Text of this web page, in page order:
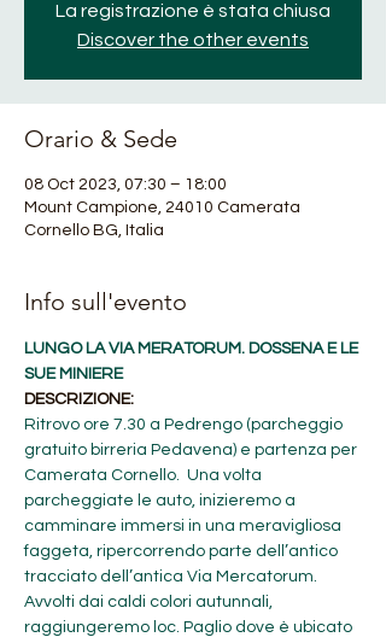
La registrazione è stata chiusa
Discover the other events
Orario & Sede
08 Oct 2023, 07:30 – 18:00
Mount Campione, 24010 Camerata
Cornello BG, Italia
Info sull'evento
LUNGO LA VIA MERATORUM. DOSSENA E LE
SUE MINIERE
DESCRIZIONE:
Ritrovo ore 7.30 a Pedrengo (parcheggio
gratuito birreria Pedavena) e partenza per
Camerata Cornello.  Una volta
parcheggiate le auto, inizieremo a
camminare immersi in una meravigliosa
faggeta, ripercorrendo parte dell’antico
tracciato dell’antica Via Mercatorum.
Avvolti dai caldi colori autunnali,
raggiungeremo loc. Paglio dove è ubicato